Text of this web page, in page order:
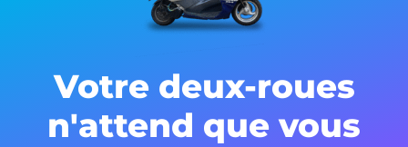
Votre deux-roues
n'attend que vous